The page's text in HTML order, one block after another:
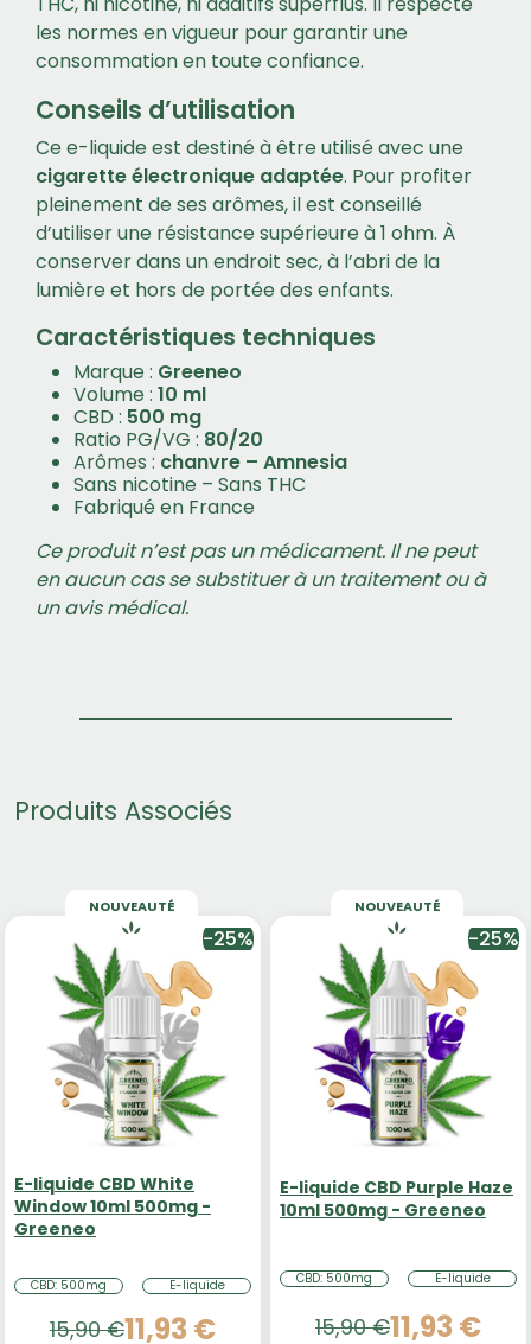
les normes en vigueur pour garantir une
consommation en toute confiance.
Conseils d’utilisation
Ce e-liquide est destiné à être utilisé avec une
cigarette électronique adaptée. Pour profiter
pleinement de ses arômes, il est conseillé
d’utiliser une résistance supérieure à 1 ohm. À
conserver dans un endroit sec, à l’abri de la
lumière et hors de portée des enfants.
Caractéristiques techniques
Marque : Greeneo
Volume : 10 ml
CBD : 500 mg
Ratio PG/VG : 80/20
Arômes : chanvre – Amnesia
Sans nicotine – Sans THC
Fabriqué en France
Ce produit n’est pas un médicament. Il ne peut
en aucun cas se substituer à un traitement ou à
un avis médical.
Produits Associés
NOUVEAUTÉ
-25%
E-liquide CBD White
Window 10ml 500mg -
Greeneo
CBD: 500mg E-liquide
15,90 €11,93 €
NOUVEAUTÉ
-25%
E-liquide CBD Purple Haze
10ml 500mg - Greeneo
CBD: 500mg E-liquide
15,90 €11,93 €